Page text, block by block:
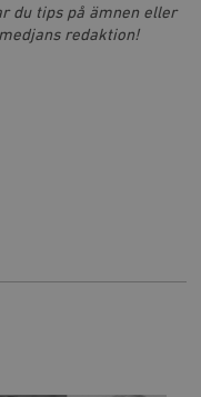
du tips på ämnen eller
redaktion!